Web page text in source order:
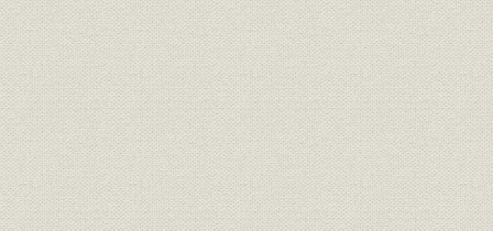
第3節 民間航空機用市場への本格進出、熱交換器事業の好調
第4節 主力事業の拡大と多角化で業容拡大
第4章 創立31年~40年(1991~2000)―グローバル経済の進行と事業展
第1節 バブル崩壊と経営改善の取組み、事業多角化定着へ向けて
第2節 グローバル化で経営改善に取り組む